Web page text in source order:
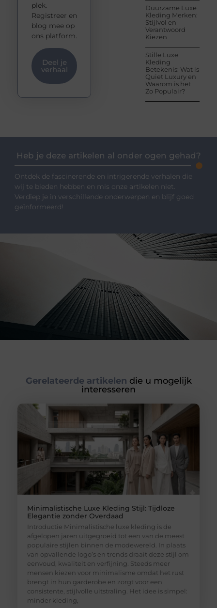
Duurzame Luxe
Kleding Merken:
Stijlvol en
Verantwoord
Kiezen
Stille Luxe
Kleding
Betekenis: Wat is
Quiet Luxury en
Waarom is het
Zo Populair?
plek.
Registreer en
blog mee op
ons platform.
Deel je
verhaal
Heb je deze artikelen al onder ogen gehad?
Ontdek de fascinerende en intrigerende verhalen die
wij te bieden hebben en mis onze artikelen niet.
Verdiep je in verschillende onderwerpen en blijf goed
geïnformeerd!
Gerelateerde artikelen die u mogelijk
interesseren
Minimalistische Luxe Kleding Stijl: Tijdloze
Elegantie zonder Overdaad
Introductie Minimalistische luxe kleding is de
afgelopen jaren uitgegroeid tot een van de meest
populaire stijlen binnen de modewereld. In plaats
van opvallende logo’s en trends draait deze stijl om
eenvoud, kwaliteit en verfijning. Steeds meer
mensen kiezen voor minimalisme omdat het rust
brengt in hun garderobe en zorgt voor een
consistente, stijlvolle uitstraling. Het idee is simpel:
minder kleding,